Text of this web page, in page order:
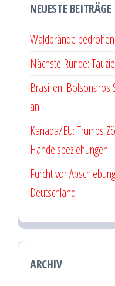
NEUESTE BEITRÄGE
Waldbrände
Nächste Runde:
Brasilien: Bolsonaros
an
Kanada/EU: Trumps
Handelsbeziehungen
Furcht vor
Deutschland
ARCHIV